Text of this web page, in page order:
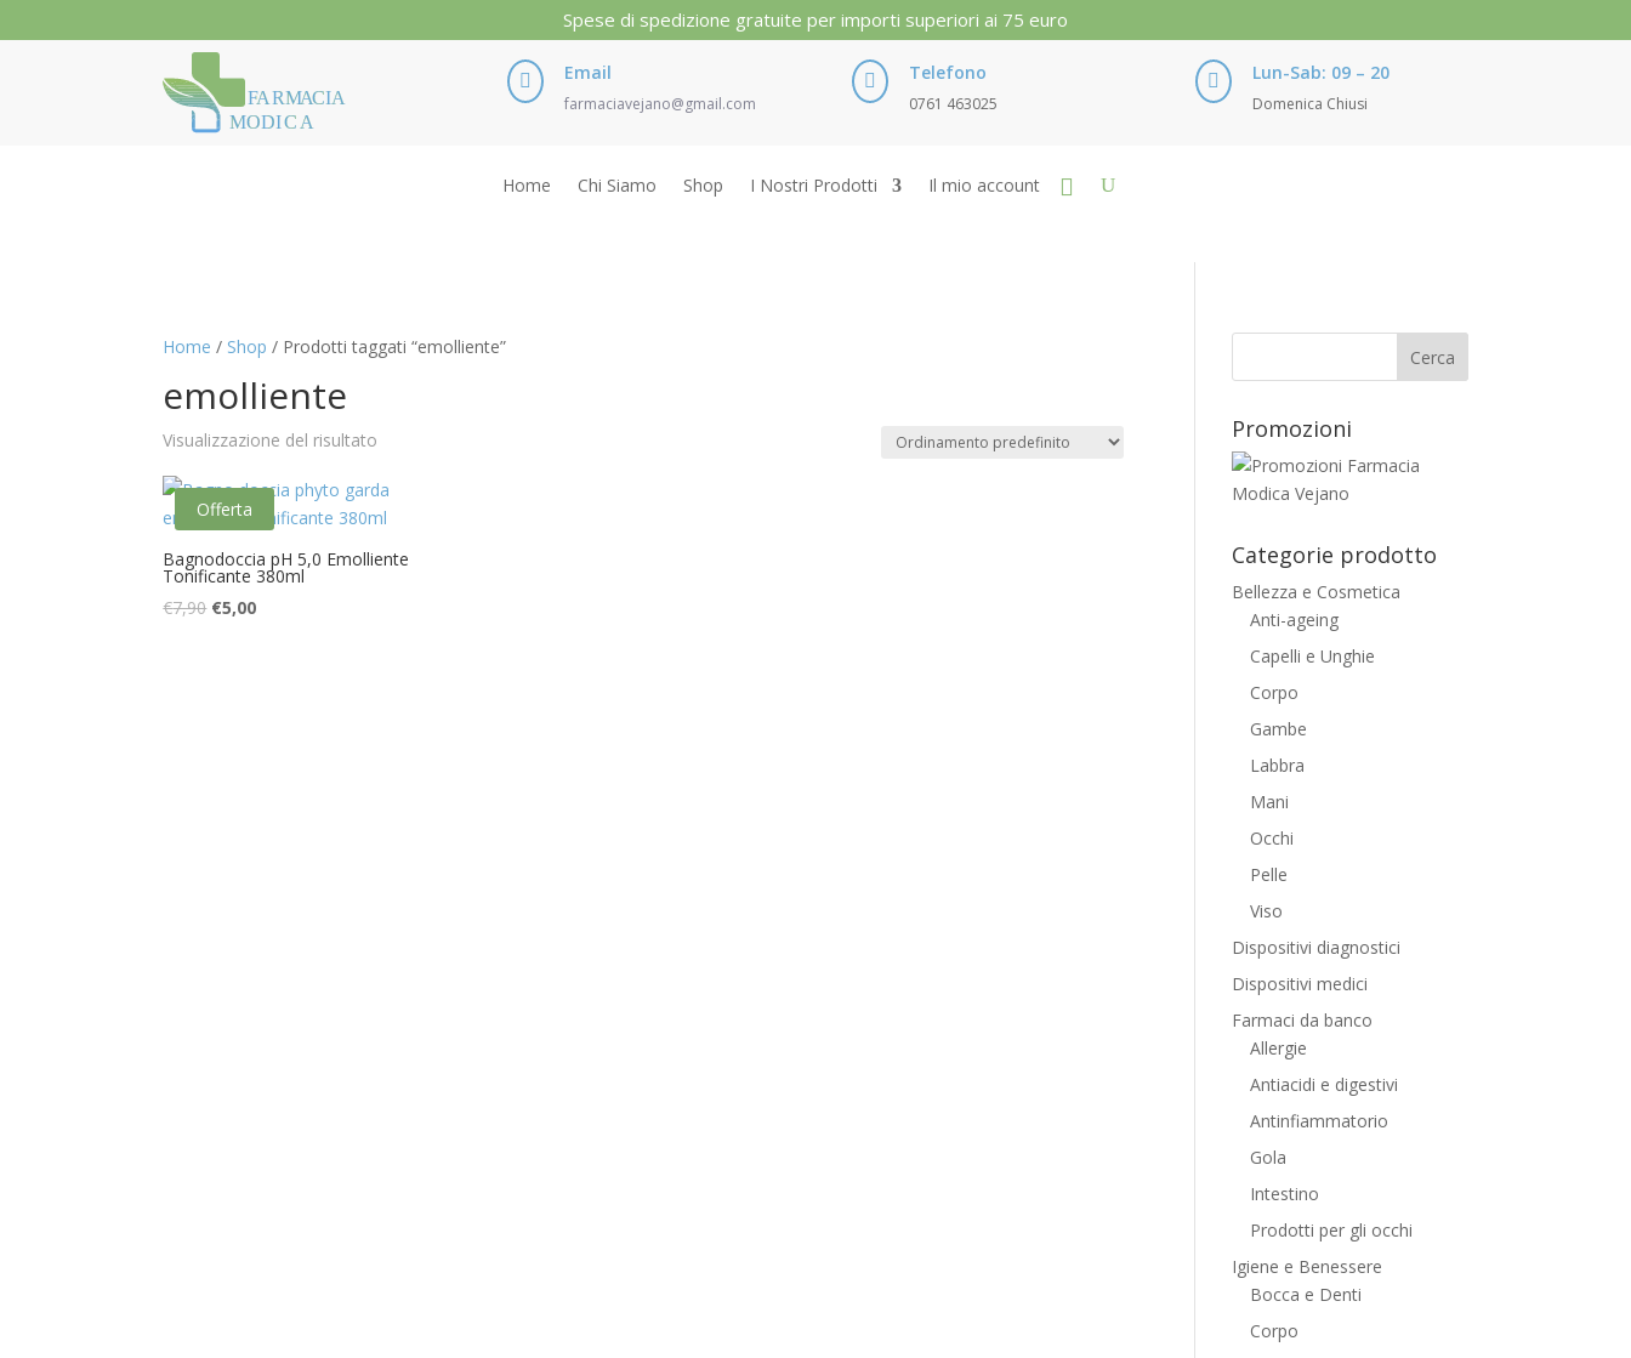
Spese di spedizione gratuite per importi superiori ai 75 euro
FARMACIA
MODICA
 Email
farmaciavejano@gmail.com
 Telefono
0761 463025
 Lun-Sab: 09 – 20
Domenica Chiusi
Home Chi Siamo Shop I Nostri Prodotti Il mio account
Home / Shop / Prodotti taggati “emolliente”
emolliente
Visualizzazione del risultato
Offerta
Bagnodoccia pH 5,0 Emolliente
Tonificante 380ml
€7,90 Il
€5,00Il
Promozioni
Categorie prodotto
Bellezza e Cosmetica
Anti-ageing
Capelli e Unghie
Corpo
Gambe
Labbra
Mani
Occhi
Pelle
Viso
Dispositivi diagnostici
Dispositivi medici
Farmaci da banco
Allergie
Antiacidi e digestivi
Antinfiammatorio
Gola
Intestino
Prodotti per gli occhi
Igiene e Benessere
Bocca e Denti
Corpo